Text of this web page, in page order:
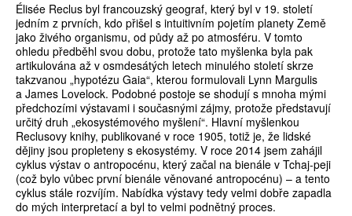
Élisée Reclus byl francouzský geograf, který byl v 19. století
jedním z prvních, kdo přišel s intui­tivním pojetím planety Země
jako živého organismu, od půdy až po atmosféru. V tomto
ohledu předběhl svou dobu, protože tato myšlenka byla pak
artikulována až v osmdesátých letech minulého století skrze
takzvanou „hypotézu Gaia“, kterou formulovali Lynn Margulis
a James Lovelock. Podobné postoje se shodují s mnoha mými
předchozími výstavami i současnými zájmy, protože představují
určitý druh „ekosystémového myšlení“. Hlavní myšlenkou
Reclusovy knihy, publikované v roce 1905, totiž je, že lidské
dějiny jsou propleteny s ekosystémy. V roce 2014 jsem zahájil
cyklus výstav o antropocénu, který začal na bienále v Tchaj­‑peji
(což bylo vůbec první bienále věnované antropocénu) – a tento
cyklus stále rozvíjím. Nabídka výstavy tedy velmi dobře zapadla
do mých interpretací a byl to velmi podnětný proces.